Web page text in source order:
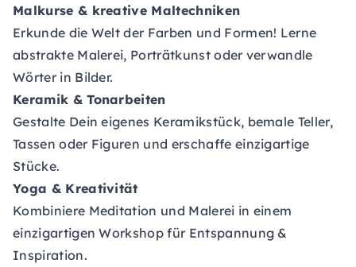
Malkurse & kreative Maltechniken
Erkunde die Welt der Farben und Formen! Lerne
abstrakte Malerei, Porträtkunst oder verwandle
Wörter in Bilder.
Keramik & Tonarbeiten
Gestalte Dein eigenes Keramikstück, bemale Teller,
Tassen oder Figuren und erschaffe einzigartige
Stücke.
Yoga & Kreativität
Kombiniere Meditation und Malerei in einem
einzigartigen Workshop für Entspannung &
Inspiration.